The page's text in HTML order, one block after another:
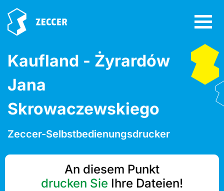
Kaufland - Żyrardów
Jana
Skrowaczewskiego
Zeccer-Selbstbedienungsdrucker
An diesem Punkt
drucken Sie Ihre Dateien!